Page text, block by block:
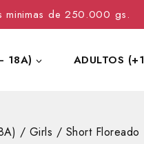
minimas de 250.000 gs.
18A) ADULTOS
/ Girls / Short